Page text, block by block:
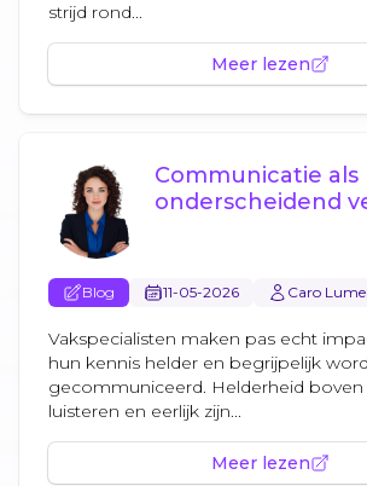
strijd rond...
Meer lezen
Communicatie als
onderscheidend
Blog 11-05-2026 Caro
Vakspecialisten maken pas echt
hun kennis helder en begrijpelijk
gecommuniceerd. Helderheid boven
luisteren en eerlijk zijn...
Meer lezen